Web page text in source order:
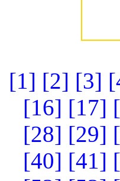
[1] [2] [3]
[16] [17]
[28] [29]
[40] [41]